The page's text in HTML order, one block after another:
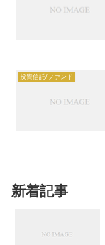
投資信託/ファンド
新着記事